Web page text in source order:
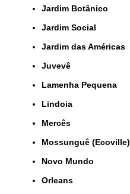
Jardim Botânico
Jardim Social
Jardim das Américas
Juvevê
Lamenha Pequena
Lindoia
Mercês
Mossunguê (Ecoville)
Novo Mundo
Orleans